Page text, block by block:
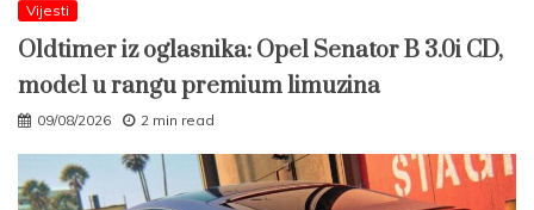
Vijesti
Oldtimer iz oglasnika: Opel Senator B 3.0i CD,
model u rangu premium limuzina
09/08/2026 2 min read